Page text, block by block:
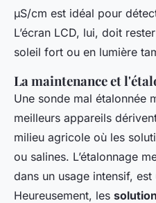
µS/cm est idéal pour
L’écran LCD, lui, doit
soleil fort ou en lumière
La maintenance et
Une sonde mal étalonnée
meilleurs appareils
milieu agricole où les
ou salines. L’étalonnage
dans un usage intensif,
Heureusement, les